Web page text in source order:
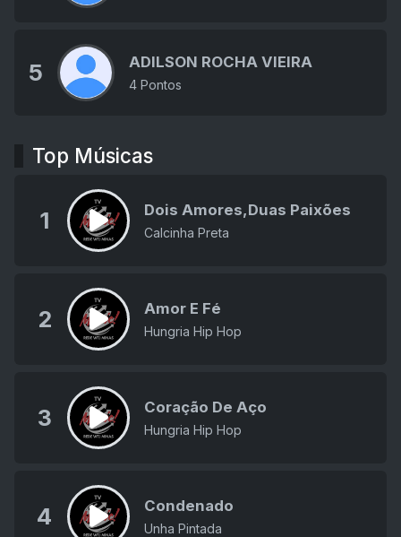
5 ADILSON ROCHA VIEIRA
4 Pontos
Top Músicas
1 Dois Amores,Duas Paixões
Calcinha Preta
2 Amor E Fé
Hungria Hip Hop
3 Coração De Aço
Hungria Hip Hop
4 Condenado
Unha Pintada